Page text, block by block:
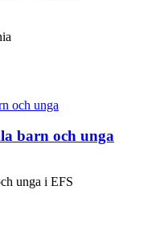
barn och unga
unga i EFS